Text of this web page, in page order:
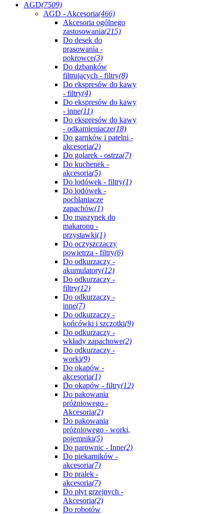
AGD(7509)
AGD - Akcesoria(466)
Akcesoria ogólnego
zastosowania(215)
Do desek do
prasowania -
pokrowce(3)
Do dzbanków
filtrujących - filtry(8)
Do ekspresów do kawy
- filtry(4)
Do ekspresów do kawy
- inne(11)
Do ekspresów do kawy
- odkamieniacze(18)
Do garnków i patelni -
akcesoria(2)
Do golarek - ostrza(7)
Do kuchenek -
akcesoria(5)
Do lodówek - filtry(1)
Do lodówek -
pochłaniacze
zapachów(1)
Do maszynek do
makaronu -
przystawki(1)
Do oczyszczaczy
powietrza - filtry(6)
Do odkurzaczy -
akumulatory(12)
Do odkurzaczy -
filtry(12)
Do odkurzaczy -
inne(7)
Do odkurzaczy -
końcówki i szczotki(9)
Do odkurzaczy -
wkłady zapachowe(2)
Do odkurzaczy -
worki(9)
Do okapów -
akcesoria(1)
Do okapów - filtry(12)
Do pakowania
próżniowego -
Akcesoria(2)
Do pakowania
próżniowego - worki,
pojemniki(5)
Do parownic - Inne(2)
Do piekarników -
akcesoria(7)
Do pralek -
akcesoria(7)
Do płyt grzejnych -
Akcesoria(2)
Do robotów